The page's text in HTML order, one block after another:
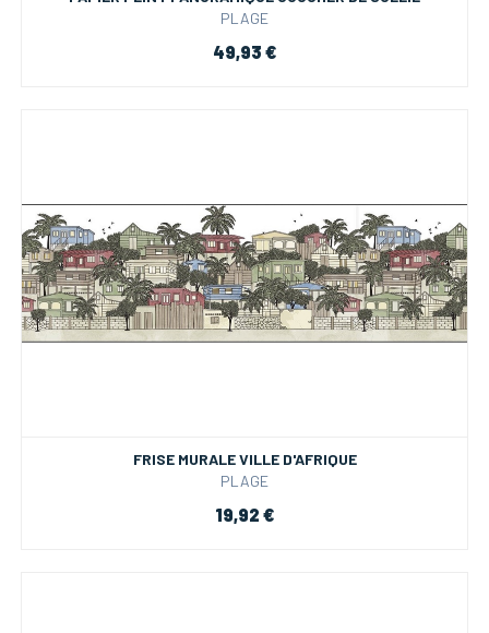
PLAGE
49,93 €
FRISE MURALE VILLE D'AFRIQUE
PLAGE
19,92 €